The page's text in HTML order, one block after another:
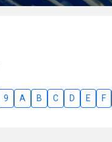
9 A B C D E F